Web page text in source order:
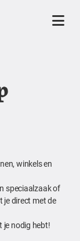
winkels en
speciaalzaak of
je direct met de
je nodig hebt!